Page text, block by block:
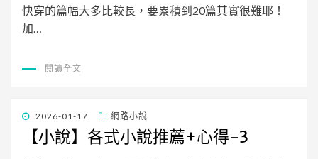
快穿的篇幅大多比較長，要累積到20篇其實很難耶！
加…
閱讀全文
發 2026-01-17 網路小說
【小說】各式小說推薦+心得-3